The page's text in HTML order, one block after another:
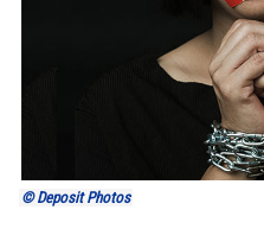
© Deposit Photos